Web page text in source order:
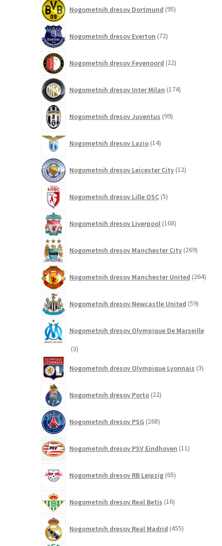
Nogometnih dresov Dortmund 95izdelkov
Nogometnih dresov Everton 72izdelkov
Nogometnih dresov Feyenoord 22izdelkov
Nogometnih dresov Inter Milan 174izdelkov
Nogometnih dresov Juventus 99izdelkov
Nogometnih dresov Lazio 14izdelkov
Nogometnih dresov Leicester City 12izdelkov
Nogometnih dresov Lille OSC 5izdelkov
Nogometnih dresov Liverpool 168izdelkov
Nogometnih dresov Manchester City 269izdelkov
Nogometnih dresov Manchester United 264
Nogometnih dresov Newcastle United 59izdelkov
Nogometnih dresov Olympique De Marseille
33
Nogometnih dresov Olympique Lyonnais 3izdelki
Nogometnih dresov Porto 22izdelkov
Nogometnih dresov PSG 268izdelkov
Nogometnih dresov PSV Eindhoven 11izdelkov
Nogometnih dresov RB Leipzig 65izdelkov
Nogometnih dresov Real Betis 16izdelkov
Nogometnih dresov Real Madrid 455izdelkov